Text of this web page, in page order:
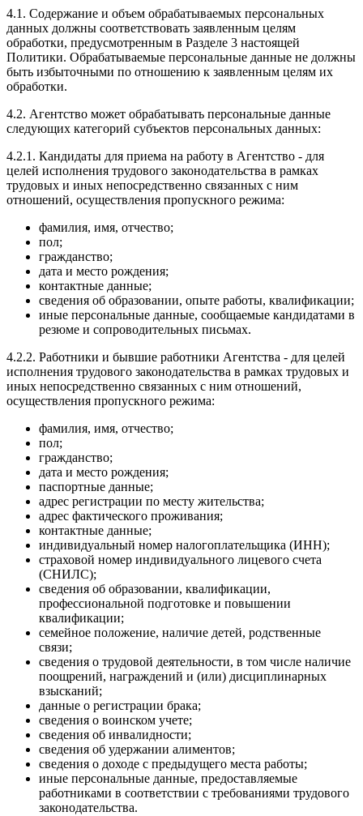
4.1. Содержание и объем обрабатываемых персональных
данных должны соответствовать заявленным целям
обработки, предусмотренным в Разделе 3 настоящей
Политики. Обрабатываемые персональные данные не должны
быть избыточными по отношению к заявленным целям их
обработки.
4.2. Агентство может обрабатывать персональные данные
следующих категорий субъектов персональных данных:
4.2.1. Кандидаты для приема на работу в Агентство - для
целей исполнения трудового законодательства в рамках
трудовых и иных непосредственно связанных с ним
отношений, осуществления пропускного режима:
фамилия, имя, отчество;
пол;
гражданство;
дата и место рождения;
контактные данные;
сведения об образовании, опыте работы, квалификации;
иные персональные данные, сообщаемые кандидатами в
резюме и сопроводительных письмах.
4.2.2. Работники и бывшие работники Агентства - для целей
исполнения трудового законодательства в рамках трудовых и
иных непосредственно связанных с ним отношений,
осуществления пропускного режима:
фамилия, имя, отчество;
пол;
гражданство;
дата и место рождения;
паспортные данные;
адрес регистрации по месту жительства;
адрес фактического проживания;
контактные данные;
индивидуальный номер налогоплательщика (ИНН);
страховой номер индивидуального лицевого счета
(СНИЛС);
сведения об образовании, квалификации,
профессиональной подготовке и повышении
квалификации;
семейное положение, наличие детей, родственные
связи;
сведения о трудовой деятельности, в том числе наличие
поощрений, награждений и (или) дисциплинарных
взысканий;
данные о регистрации брака;
сведения о воинском учете;
сведения об инвалидности;
сведения об удержании алиментов;
сведения о доходе с предыдущего места работы;
иные персональные данные, предоставляемые
работниками в соответствии с требованиями трудового
законодательства.